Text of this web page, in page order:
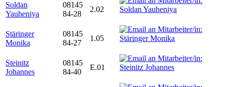
Soldan
Yauheniya
08145
84-28
2.02
Stäringer
Monika
08145
84-27
1.05
Steinitz
Johannes
08145
84-40
E.01